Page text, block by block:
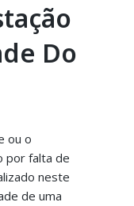
Do
ou o
por falta de
neste
de uma